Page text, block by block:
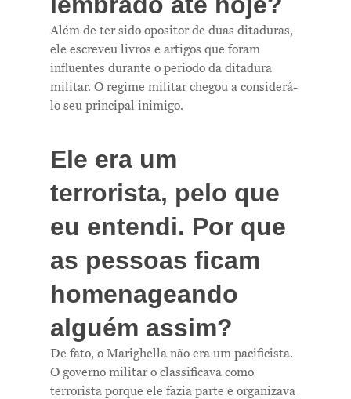
Além de ter sido opositor de duas ditaduras,
ele escreveu livros e artigos que foram
influentes durante o período da ditadura
militar. O regime militar chegou a considerá-
lo seu principal inimigo.
Ele era um
terrorista, pelo que
eu entendi. Por que
as pessoas ficam
homenageando
alguém assim?
De fato, o Marighella não era um pacificista.
O governo militar o classificava como
terrorista porque ele fazia parte e organizava